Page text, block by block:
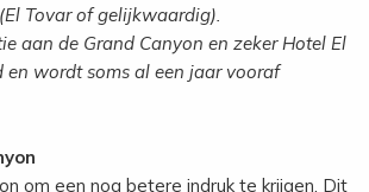
(El Tovar of gelijkwaardig).
aan de Grand Canyon en zeker Hotel El
en wordt soms al een jaar vooraf
om een nog betere indruk te krijgen. Dit